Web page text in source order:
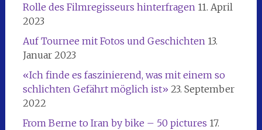
Rolle des Filmregisseurs hinterfragen 11. April
2023
Auf Tournee mit Fotos und Geschichten 13.
Januar 2023
«Ich finde es faszinierend, was mit einem so
schlichten Gefährt möglich ist» 23. September
2022
From Berne to Iran by bike – 50 pictures 17.